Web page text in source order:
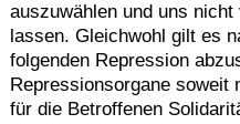
auszuwählen und uns
lassen. Gleichwohl gilt es
folgenden Repression
Repressionsorgane soweit
für die Betroffenen